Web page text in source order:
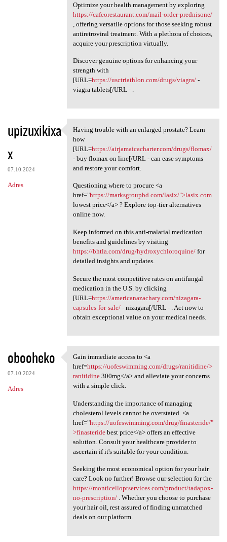
Optimize your health management by exploring
https://cafeorestaurant.com/mail-order-prednisone/
, offering versatile options for those seeking robust
antiretroviral treatment. With a plethora of choices,
acquire your prescription virtually.
Discover genuine options for enhancing your
strength with
[URL=https://usctriathlon.com/drugs/viagra/-
viagra tablets[/URL - .
upizuxikixa
x
07.10.2024
Adres
Having trouble with an
Having trouble with an enlarged prostate? Learn
how
[URL=https://airjamaicacharter.com/drugs/flomax/
- buy flomax on line[/URL - can ease symptoms
and restore your comfort.
Questioning where to procure <a
href="https://marksgroupbd.com/lasix/">lasix.com
lowest price</a> ? Explore top-tier alternatives
online now.
Keep informed on this anti-malarial medication
benefits and guidelines by visiting
https://bhtla.com/drug/hydroxychloroquine/for
detailed insights and updates.
Secure the most competitive rates on antifungal
medication in the U.S. by clicking
[URL=https://americanazachary.com/nizagara-
capsules-for-sale/- nizagara[/URL - . Act now to
obtain exceptional value on your medical needs.
obooheko
07.10.2024
Adres
Gain immediate access to <a
Gain immediate access to <a
href=https://uofeswimming.com/drugs/ranitidine/>
ranitidine300mg</a> and alleviate your concerns
with a simple click.
Understanding the importance of managing
cholesterol levels cannot be overstated. <a
href="https://uofeswimming.com/drug/finasteride/"
>finasteridebest price</a> offers an effective
solution. Consult your healthcare provider to
ascertain if it's suitable for your condition.
Seeking the most economical option for your hair
care? Look no further! Browse our selection for the
https://monticelloptservices.com/product/tadapox-
no-prescription/. Whether you choose to purchase
your hair oil, rest assured of finding unmatched
deals on our platform.